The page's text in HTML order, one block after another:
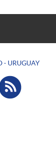
- URUGUAY